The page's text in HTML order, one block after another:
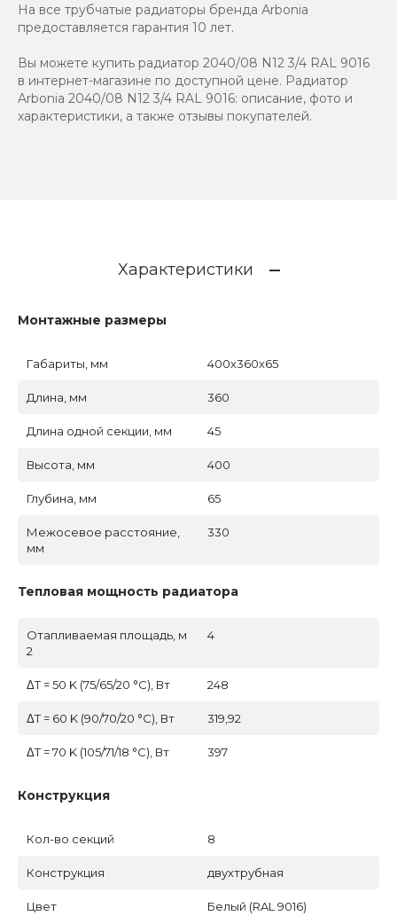
На все трубчатые радиаторы бренда Аrbonia
предоставляется гарантия 10 лет.
Вы можете купить радиатор 2040/08 N12 3/4 RAL 9016
в интернет-магазине по доступной цене. Радиатор
Arbonia 2040/08 N12 3/4 RAL 9016: описание, фото и
характеристики, а также отзывы покупателей.
Характеристики
Монтажные размеры
Габариты, мм 400x360x65
Длина, мм 360
Длина одной секции, мм 45
Высота, мм 400
Глубина, мм 65
Межосевое расстояние,
мм
330
Тепловая мощность радиатора
Отапливаемая площадь, м
2
4
ΔT = 50 K (75/65/20 °C), Вт 248
ΔT = 60 K (90/70/20 °C), Вт 319,92
ΔT = 70 K (105/71/18 °C), Вт 397
Конструкция
Кол-во секций 8
Конструкция двухтрубная
Цвет Белый (RAL 9016)